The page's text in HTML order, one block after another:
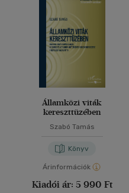
Államközi viták
kereszttüzében
Szabó Tamás
Könyv
Árinformációk
Kiadói ár: 5 990 Ft